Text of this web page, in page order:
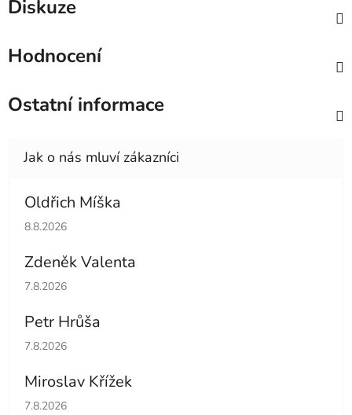
Diskuze
Hodnocení
Ostatní informace
Oldřich Míška
Hodnocení obchodu je 5 z 5 hvězdiček.
8.8.2026
Zdeněk Valenta
Hodnocení obchodu je 5 z 5 hvězdiček.
7.8.2026
Petr Hrůša
Hodnocení obchodu je 5 z 5 hvězdiček.
7.8.2026
Miroslav Křížek
Hodnocení obchodu je 5 z 5 hvězdiček.
7.8.2026